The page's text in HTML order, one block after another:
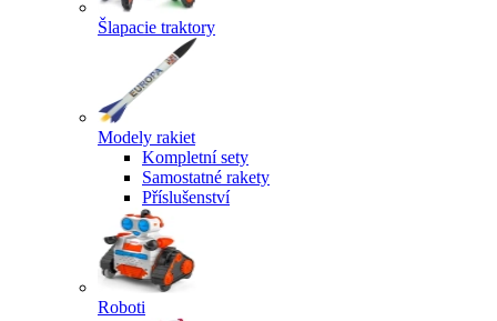
Šlapacie traktory
Modely rakiet
Kompletní sety
Samostatné rakety
Příslušenství
Roboti